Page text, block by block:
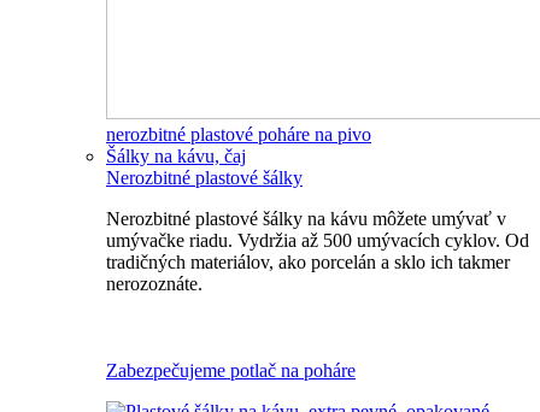
nerozbitné plastové poháre na pivo
Šálky na kávu, čaj
Nerozbitné plastové šálky
Nerozbitné plastové šálky na kávu môžete umývať v
umývačke riadu. Vydržia až 500 umývacích cyklov. Od
tradičných materiálov, ako porcelán a sklo ich takmer
nerozoznáte.
Zabezpečujeme potlač na poháre